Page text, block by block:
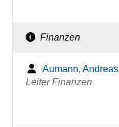
Finanzen
Aumann, Andreas
Leiter Finanzen